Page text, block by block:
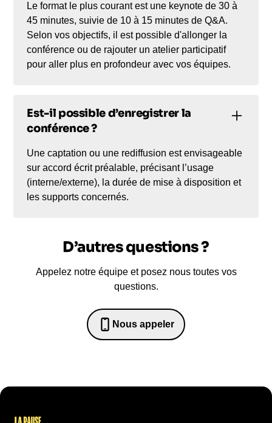
Le format le plus courant est une keynote de 30 à
45 minutes, suivie de 10 à 15 minutes de Q&A.
Selon vos objectifs, il est possible d'allonger la
conférence ou de rajouter un atelier participatif
pour aller plus en profondeur avec vos équipes.
Est-il possible d’enregistrer la
conférence ?
Une captation ou une rediffusion est envisageable
sur accord écrit préalable, précisant l’usage
(interne/externe), la durée de mise à disposition et
les supports concernés.
D’autres questions ?
Appelez notre équipe et posez nous toutes vos
questions.
Nous appeler
0652698481